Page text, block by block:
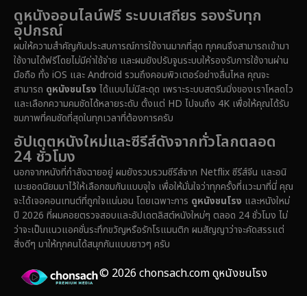
Dystopian
Emotional (61)
Epic มหากาพย์ (219)
Family ครอบครัว
Fantasy จินตนาการ (324)
Fiction (14)
Gothic
ดูหนังออนไลน์ฟรี ระบบเสถียร รองรับทุก
อุปกรณ์
ผมให้ความสำคัญกับประสบการณ์การใช้งานมากที่สุด ทุกคนจึงสามารถเข้ามา
ใช้งานได้ฟรีโดยไม่มีค่าใช้จ่าย และผมยังปรับจูนระบบให้รองรับการใช้งานผ่าน
มือถือ ทั้ง iOS และ Android รวมถึงคอมพิวเตอร์อย่างลื่นไหล คุณจะ
สามารถ ดูหนังชนโรง ได้แบบไม่มีสะดุด เพราะระบบสตรีมมิ่งของเราโหลดไว
และเลือกความคมชัดได้หลายระดับ ตั้งแต่ HD ไปจนถึง 4K เพื่อให้คุณได้รับ
ชมภาพที่คมชัดที่สุดในทุกเวลาที่ต้องการครับ
อัปเดตหนังใหม่และซีรีส์ดังจากทั่วโลกตลอด
24 ชั่วโมง
นอกจากหนังที่กำลังฉายอยู่ ผมยังรวบรวมซีรีส์จาก Netflix ซีรีส์จีน และอนิ
เมะยอดนิยมมาไว้ให้เลือกชมกันแบบจุใจ เพื่อให้มั่นใจว่าทุกครั้งที่แวะมาที่นี่ คุณ
จะได้เจอคอนเทนต์ที่ถูกใจแน่นอน โดยเฉพาะการ ดูหนังชนโรง และหนังใหม่
ปี 2026 ที่ผมคอยตรวจสอบและอัปเดตลิสต์หนังใหม่ๆ ตลอด 24 ชั่วโมง ไม่
ว่าจะเป็นแนวแอคชั่นระทึกขวัญหรือรักโรแมนติก ผมสัญญาว่าจะคัดสรรแต่
สิ่งดีๆ มาให้ทุกคนได้สนุกกันแบบยาวๆ ครับ
© 2026 chonsach.com ดูหนังชนโรง